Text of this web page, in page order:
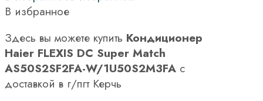
В избранное
Здесь вы можете купить Кондиционер
Haier FLEXIS DC Super Match
AS50S2SF2FA-W/1U50S2M3FA с
доставкой в г/пгт Керчь